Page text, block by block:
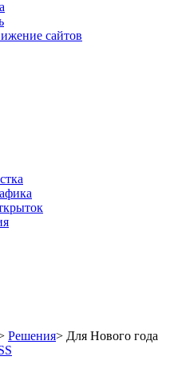
сайтов
Решения> Для Нового года